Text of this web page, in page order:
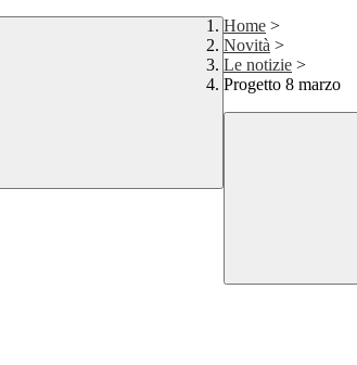
Home >
Novità >
Le notizie >
Progetto 8 marzo